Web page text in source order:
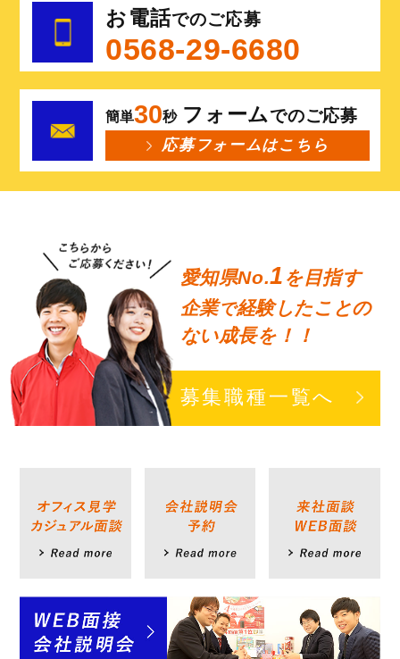
お電話でのご応募
0568-29-6680
簡単30秒 フォームでのご応募
応募フォームはこちら
愛知県No.1 を目指す
企業で経験したことの
ない成長を！！
募集職種一覧へ